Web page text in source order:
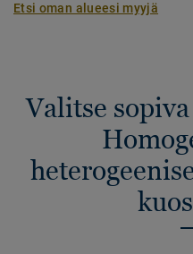
Etsi oman alueesi myyjä
Valitse